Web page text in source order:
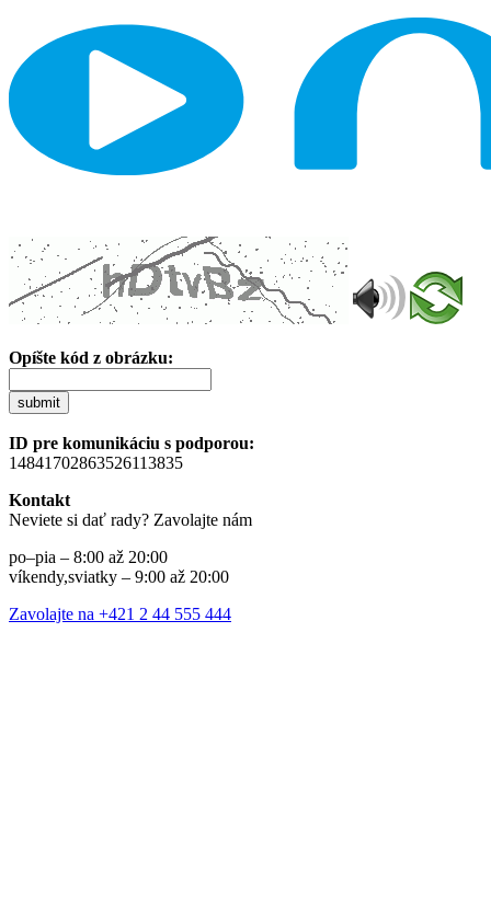
Opíšte kód z obrázku:
submit
ID pre komunikáciu s podporou:
14841702863526113835
Kontakt
Neviete si dať rady? Zavolajte nám
po–pia – 8:00 až 20:00
víkendy,sviatky – 9:00 až 20:00
Zavolajte na +421 2 44 555 444